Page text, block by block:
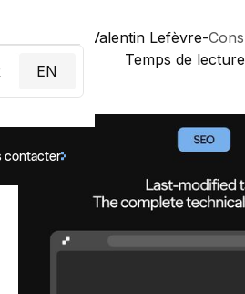
EN
contacter
Valentin Lefèvre-
Temps de lecture